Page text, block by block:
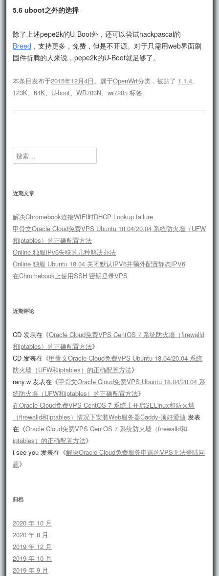
5.6 uboot之外的选择
除了上述pepe2k的U-Boot外，还可以尝试hackpascal的
Breed ，支持更多，免费，但是不开源。对于只需用web界面刷
固件折腾的人来说，pepe2k的U-Boot就足够了。
本条目发布于2015年12月4日 。属于OpenWrt分类，被贴了 1.1.4
123K 、64K U-boot 、WR703N 、wr720n 标签。
搜
索：
近期文章
解决Chromebook连接WIFI时DHCP Lookup failure
甲骨文Oracle Cloud免费VPS Ubuntu 18.04/20.04 系统防火墙（UFW
和iptables）的正确配置方法
Online 独服IPv6失联的几种解决办法
Online 独服 Ubuntu 18.04 关闭默认IPV6并额外配置静态IPV6
在Chromebook上使用SSH 密钥登录VPS
近期评论
CD 发表在《Oracle Cloud免费VPS CentOS 7 系统防火墙（firewalld
和iptables）的正确配置方法》
CD 发表在《甲骨文Oracle Cloud免费VPS Ubuntu 18.04/20.04 系统
防火墙（UFW和iptables）的正确配置方法》
rany.w 发表在《甲骨文Oracle Cloud免费VPS Ubuntu 18.04/20.04 系
统防火墙（UFW和iptables）的正确配置方法》
在Oracle Cloud免费VPS CentOS 7 系统上开启SELinux和防火墙
（firewalld和iptables）情况下安装Web服务器Caddy-顶好爱迪 发表
在《Oracle Cloud免费VPS CentOS 7 系统防火墙（firewalld和
iptables）的正确配置方法》
i see you 发表在《解决Oracle Cloud免费服务申请的VPS无法登陆问
题》
归档
2020 年 10 月
2020 年 8 月
2019 年 12 月
2019 年 10 月
2019 年 9 月